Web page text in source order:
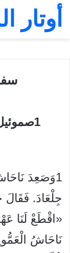
أوتار
1صموئيل –
1وَصَعِدَ
جِلْعَادَ.
نَاحَاشُ